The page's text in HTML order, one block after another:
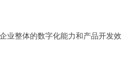
业整体的数字化能力和产品开发效